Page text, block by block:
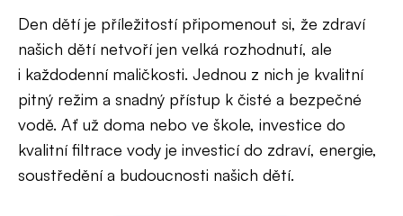
Den dětí je příležitostí připomenout si, že zdraví
našich dětí netvoří jen velká rozhodnutí, ale
i každodenní maličkosti. Jednou z nich je kvalitní
pitný režim a snadný přístup k čisté a bezpečné
vodě. Ať už doma nebo ve škole, investice do
kvalitní filtrace vody je investicí do zdraví, energie,
soustředění a budoucnosti našich dětí.